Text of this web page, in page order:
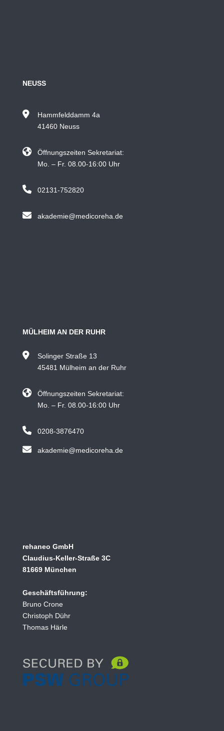
NEUSS
Hammfelddamm 4a
41460 Neuss
Öffnungszeiten Sekretariat:
Mo. – Fr. 08.00-16:00 Uhr
02131-752820
akademie@medicoreha.de
MÜLHEIM AN DER RUHR
Solinger Straße 13
45481 Mülheim an der Ruhr
Öffnungszeiten Sekretariat:
Mo. – Fr. 08.00-16:00 Uhr
0208-3876470
akademie@medicoreha.de
rehaneo GmbH
Claudius-Keller-Straße 3C
81669 München
Geschäftsführung:
Bruno Crone
Christoph Dühr
Thomas Härle